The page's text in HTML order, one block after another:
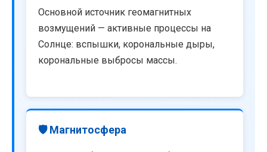
Основной источник геомагнитных
возмущений — активные процессы на
Солнце: вспышки, корональные дыры,
корональные выбросы массы.
🛡️ Магнитосфера